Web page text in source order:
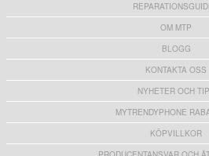
OM MTP
BLOGG
KONTAKTA OSS
NYHETER OCH
MYTRENDYPHONE
KÖPVILLKOR